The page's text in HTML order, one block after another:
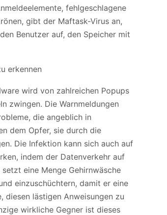
fehlgeschlagene
gibt der Maftask-Virus an,
Benutzer auf, den Speicher mit
wird von zahlreichen Popups
zwingen. Die Warnmeldungen
die angeblich in
dem Opfer, sie durch die
Die Infektion kann sich auch auf
indem der Datenverkehr auf
eine Menge Gehirnwäsche
einzuschüchtern, damit er eine
diesen lästigen Anweisungen zu
wirkliche Gegner ist dieses